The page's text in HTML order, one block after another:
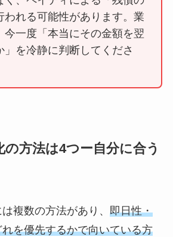
われる可能性があります。業
今一度「本当にその金額を翌
」を冷静に判断してくださ
方法は4つー自分に合う
複数の方法があり、 即日性・
を優先するかで向いている方